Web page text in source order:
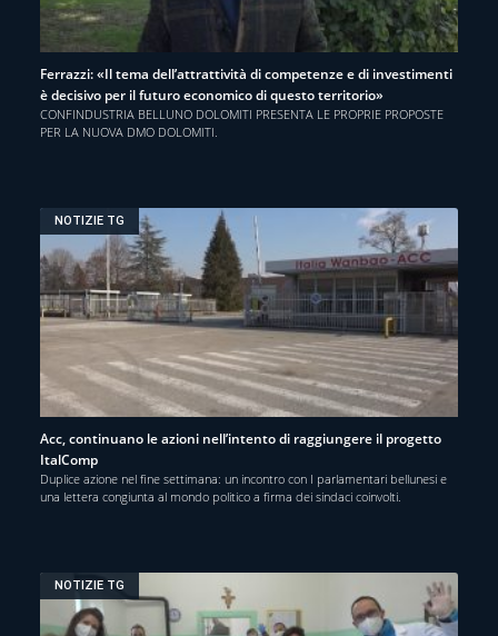
Ferrazzi: «Il tema dell’attrattività di competenze e di investimenti
è decisivo per il futuro economico di questo territorio»
CONFINDUSTRIA BELLUNO DOLOMITI PRESENTA LE PROPRIE PROPOSTE
PER LA NUOVA DMO DOLOMITI.
NOTIZIE TG
Acc, continuano le azioni nell’intento di raggiungere il progetto
ItalComp
Duplice azione nel fine settimana: un incontro con I parlamentari bellunesi e
una lettera congiunta al mondo politico a firma dei sindaci coinvolti.
NOTIZIE TG